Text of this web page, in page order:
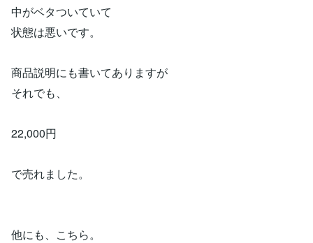
中がベタついていて
状態は悪いです。
商品説明にも書いてありますが
それでも、
22,000円
で売れました。
他にも、こちら。